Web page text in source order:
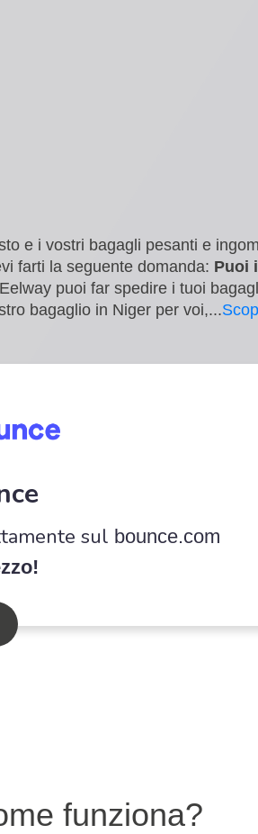
e i vostri bagagli pesanti e
farti la seguente domanda: Puoi
puoi far spedire i tuoi
bagaglio in Niger per voi,...
sul bounce.com
funziona?